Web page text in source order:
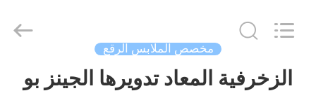
منزل
Garment
Accessories
مخصص الملابس الرقع
الزخرفية المعاد تدويرها الجينز بو